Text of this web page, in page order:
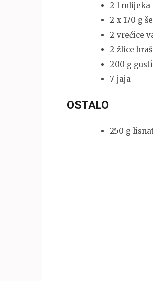
2 l mlijeka
2 x 170 g
2 vrećice
2 žlice
200 g
7 jaja
OSTALO
250 g